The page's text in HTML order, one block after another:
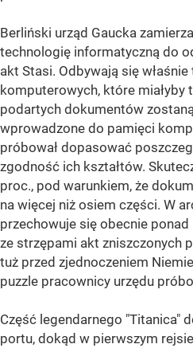
Berliński urząd Gaucka
technologię informatyczną do
akt Stasi. Odbywają się
komputerowych, które miałyby
podartych dokumentów
wprowadzone do pamięci
próbował dopasować
zgodność ich kształtów.
proc., pod warunkiem, że
na więcej niż osiem części. W
przechowuje się obecnie
ze strzępami akt zniszczonych
tuż przed zjednoczeniem
puzzle pracownicy urzędu
Część legendarnego "Titanica"
portu, dokąd w pierwszym